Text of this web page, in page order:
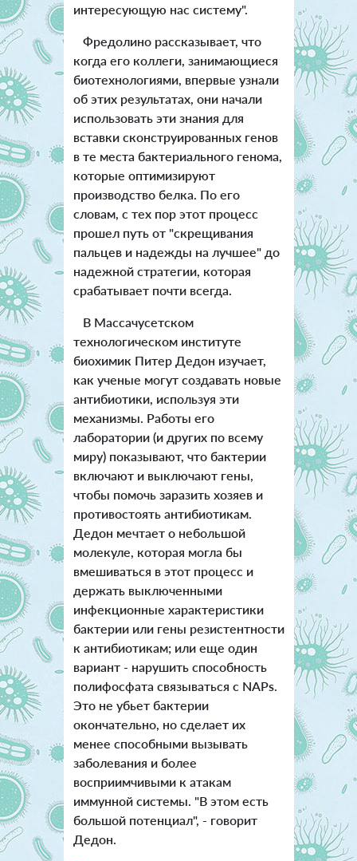
интересующую нас систему".
Фредолино рассказывает, что
когда его коллеги, занимающиеся
биотехнологиями, впервые узнали
об этих результатах, они начали
использовать эти знания для
вставки сконструированных генов
в те места бактериального генома,
которые оптимизируют
производство белка. По его
словам, с тех пор этот процесс
прошел путь от "скрещивания
пальцев и надежды на лучшее" до
надежной стратегии, которая
срабатывает почти всегда.
В Массачусетском
технологическом институте
биохимик Питер Дедон изучает,
как ученые могут создавать новые
антибиотики, используя эти
механизмы. Работы его
лаборатории (и других по всему
миру) показывают, что бактерии
включают и выключают гены,
чтобы помочь заразить хозяев и
противостоять антибиотикам.
Дедон мечтает о небольшой
молекуле, которая могла бы
вмешиваться в этот процесс и
держать выключенными
инфекционные характеристики
бактерии или гены резистентности
к антибиотикам; или еще один
вариант - нарушить способность
полифосфата связываться с NAPs.
Это не убьет бактерии
окончательно, но сделает их
менее способными вызывать
заболевания и более
восприимчивыми к атакам
иммунной системы. "В этом есть
большой потенциал", - говорит
Дедон.